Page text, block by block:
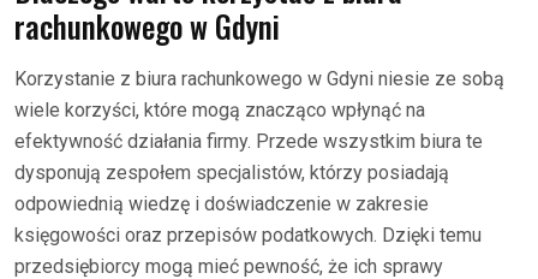
rachunkowego w Gdyni
Korzystanie z biura rachunkowego w Gdyni niesie ze sobą
wiele korzyści, które mogą znacząco wpłynąć na
efektywność działania firmy. Przede wszystkim biura te
dysponują zespołem specjalistów, którzy posiadają
odpowiednią wiedzę i doświadczenie w zakresie
księgowości oraz przepisów podatkowych. Dzięki temu
przedsiębiorcy mogą mieć pewność, że ich sprawy